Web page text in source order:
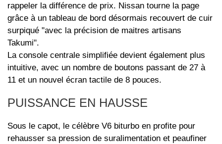
rappeler la différence de prix. Nissan tourne la page
grâce à un tableau de bord désormais recouvert de cuir
surpiqué "avec la précision de maitres artisans
Takumi".
La console centrale simplifiée devient également plus
intuitive, avec un nombre de boutons passant de 27 à
11 et un nouvel écran tactile de 8 pouces.
PUISSANCE EN HAUSSE
Sous le capot, le célèbre V6 biturbo en profite pour
rehausser sa pression de suralimentation et peaufiner